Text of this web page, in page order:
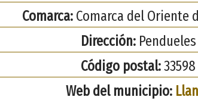
Comarca:Comarca del Oriente
Dirección:Pendueles
Código postal:33598
Web del municipio: